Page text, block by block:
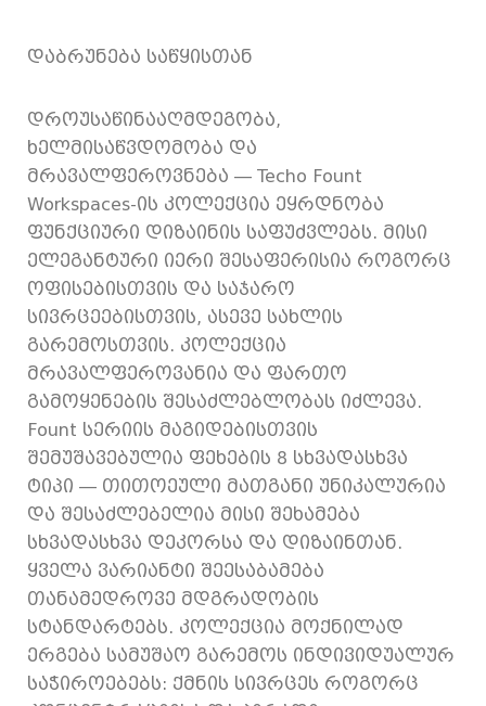
დაბრუნება საწყისთან
დროუსაწინააღმდეგობა,
ხელმისაწვდომობა და
მრავალფეროვნება — Techo Fount
Workspaces-ის კოლექცია ეყრდნობა
ფუნქციური დიზაინის საფუძვლებს. მისი
ელეგანტური იერი შესაფერისია როგორც
ოფისებისთვის და საჯარო
სივრცეებისთვის, ასევე სახლის
გარემოსთვის. კოლექცია
მრავალფეროვანია და ფართო
გამოყენების შესაძლებლობას იძლევა.
Fount სერიის მაგიდებისთვის
შემუშავებულია ფეხების 8 სხვადასხვა
ტიპი — თითოეული მათგანი უნიკალურია
და შესაძლებელია მისი შეხამება
სხვადასხვა დეკორსა და დიზაინთან.
ყველა ვარიანტი შეესაბამება
თანამედროვე მდგრადობის
სტანდარტებს. კოლექცია მოქნილად
ერგება სამუშაო გარემოს ინდივიდუალურ
საჭიროებებს: ქმნის სივრცეს როგორც